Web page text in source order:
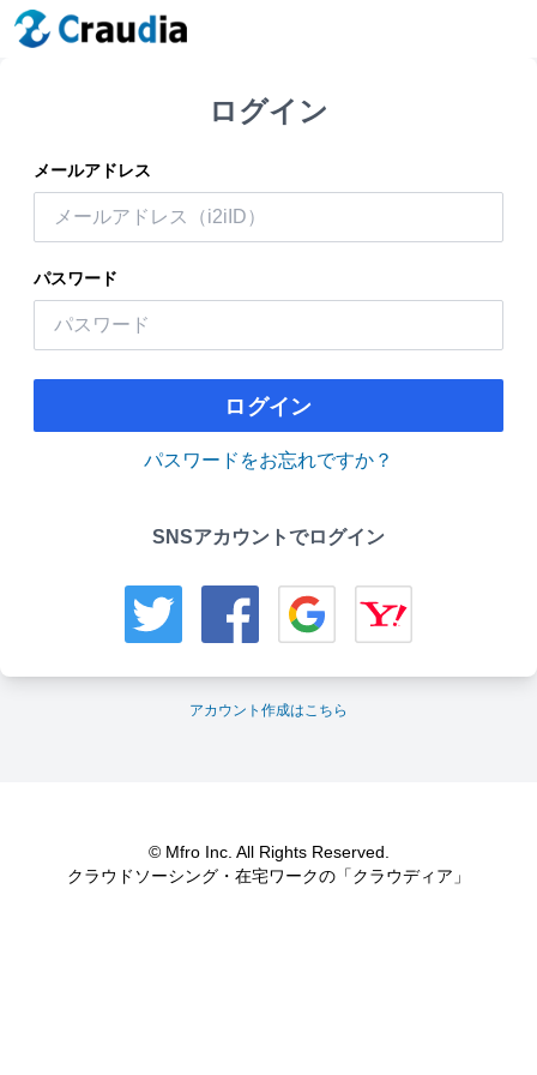
ログイン
メールアドレス
パスワード
ログイン
パスワードをお忘れですか？
SNSアカウントでログイン
アカウント作成はこちら
© Mfro Inc. All Rights Reserved.
クラウドソーシング・在宅ワークの「クラウディア」